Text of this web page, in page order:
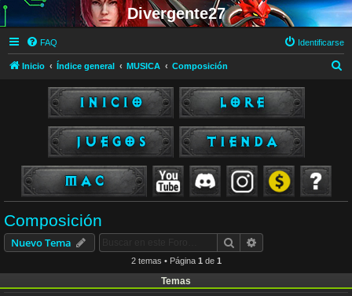
Divergente27
FAQ Identificarse
Inicio Índice general MUSICA Composición
Composición
Nuevo Tema Buscar
2 temas • Página 1 de 1
Temas